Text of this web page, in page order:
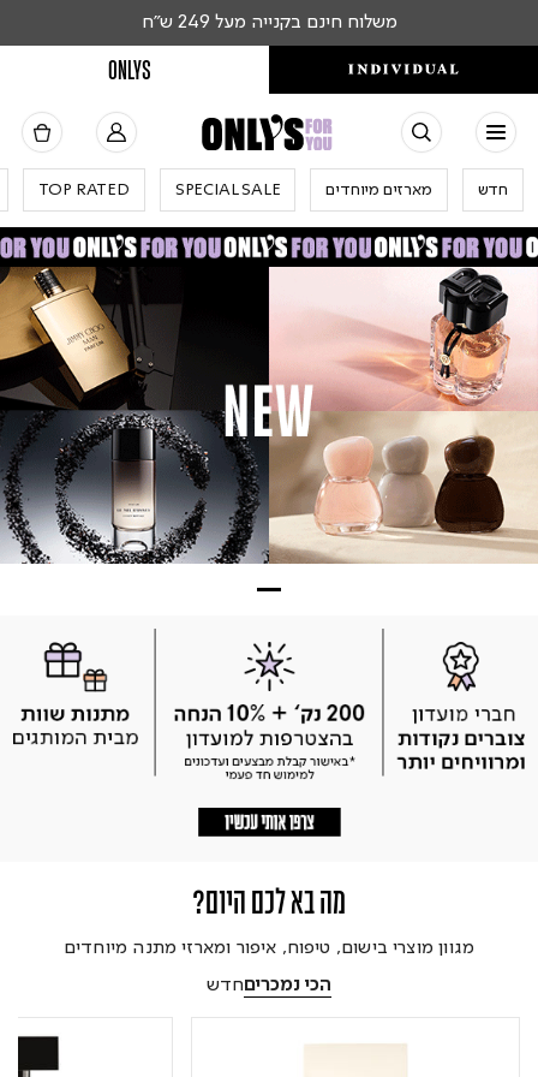
משלוח חינם בקנייה מעל 249 ש"ח
ONLYS
חדש מארזים מיוחדים SPECIAL SALE
TOP RATED
מה בא לכם היום?
מגוון מוצרי בישום, טיפוח, איפור ומארזי מתנה מיוחדים
הכי נמכריםחדש